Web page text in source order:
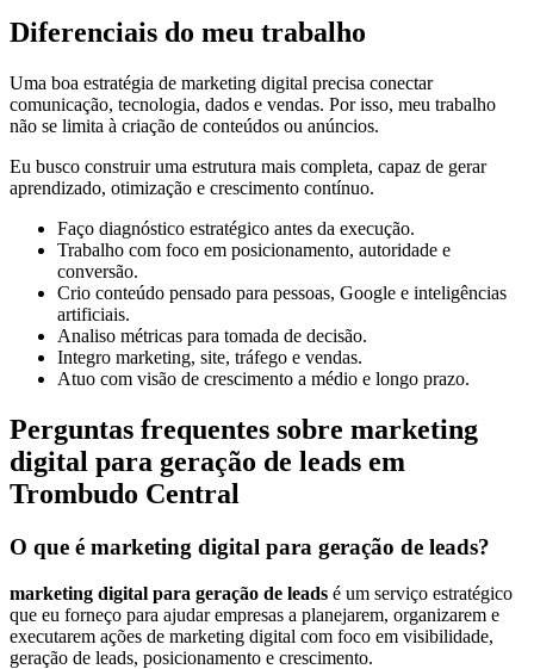
Diferenciais do meu trabalho
Uma boa estratégia de marketing digital precisa conectar
comunicação, tecnologia, dados e vendas. Por isso, meu trabalho
não se limita à criação de conteúdos ou anúncios.
Eu busco construir uma estrutura mais completa, capaz de gerar
aprendizado, otimização e crescimento contínuo.
Faço diagnóstico estratégico antes da execução.
Trabalho com foco em posicionamento, autoridade e
conversão.
Crio conteúdo pensado para pessoas, Google e inteligências
artificiais.
Analiso métricas para tomada de decisão.
Integro marketing, site, tráfego e vendas.
Atuo com visão de crescimento a médio e longo prazo.
Perguntas frequentes sobre marketing
digital para geração de leads em
Trombudo Central
O que é marketing digital para geração de leads?
marketing digital para geração de leads é um serviço estratégico
que eu forneço para ajudar empresas a planejarem, organizarem e
executarem ações de marketing digital com foco em visibilidade,
geração de leads, posicionamento e crescimento.